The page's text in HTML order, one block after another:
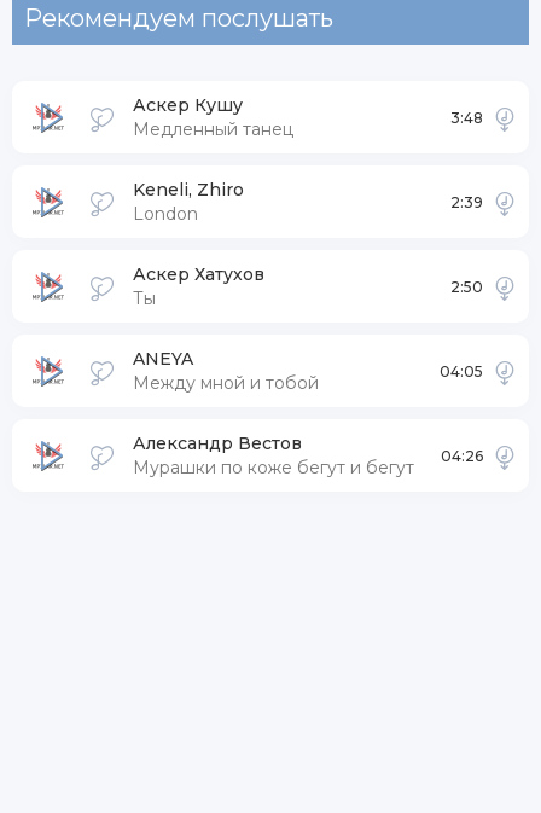
Рекомендуем послушать
Аскер Кушу
Медленный танец
3:48
Keneli, Zhiro
London
2:39
Аскер Хатухов
Ты
2:50
ANEYA
Между мной и тобой
04:05
Александр Вестов
Мурашки по коже бегут и бегут
04:26